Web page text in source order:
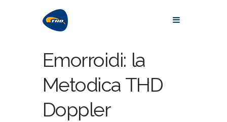
Emorroidi: la
Metodica THD
Doppler